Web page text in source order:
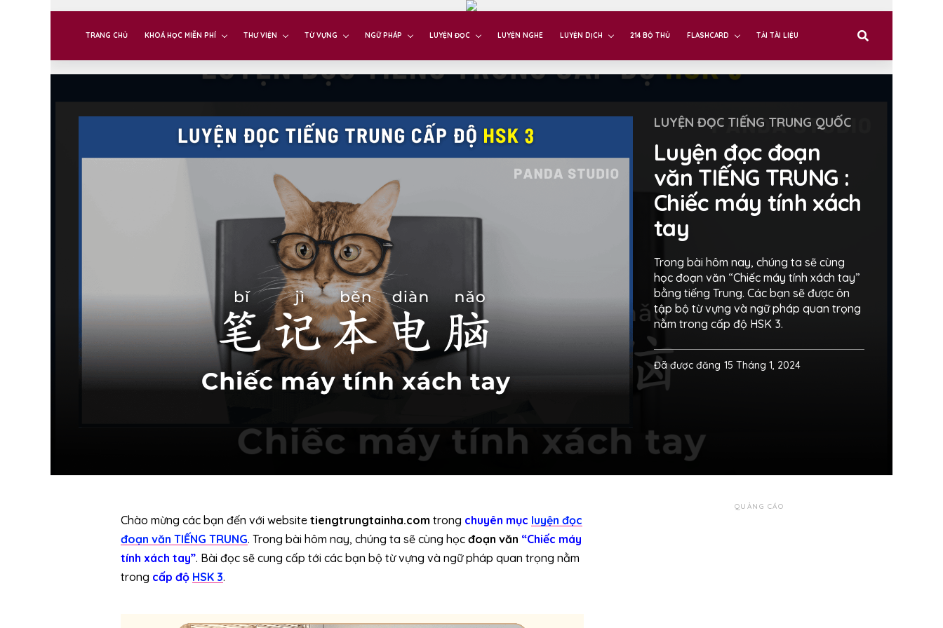
TRANG CHỦ KHOÁ HỌC MIỄN PHÍ THƯ VIỆN TỪ VỰNG NGỮ PHÁP LUYỆN ĐỌC LUYỆN NGHE LUYỆN DỊCH 214 BỘ THỦ FLASHCARD TẢI TÀI LIỆU
LUYỆN ĐỌC TIẾNG TRUNG QUỐC
Luyện đọc đoạn
văn TIẾNG TRUNG :
Chiếc máy tính xách
tay
Trong bài hôm nay, chúng ta sẽ cùng
học đoạn văn “Chiếc máy tính xách tay”
bằng tiếng Trung. Các bạn sẽ được ôn
tập bộ từ vựng và ngữ pháp quan trọng
nằm trong cấp độ HSK 3.
Đã được đăng 15 Tháng 1, 2024
Chào mừng các bạn đến với website tiengtrungtainha.com trong chuyên mục luyện đọc
đoạn văn TIẾNG TRUNG. Trong bài hôm nay, chúng ta sẽ cùng học đoạn văn “Chiếc máy
tính xách tay”. Bài đọc sẽ cung cấp tới các bạn bộ từ vựng và ngữ pháp quan trọng nằm
trong cấp độ HSK 3.
QUẢNG CÁO